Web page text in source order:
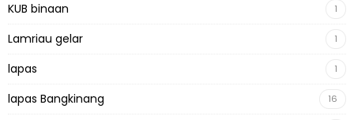
KUB binaan 1
Lamriau gelar 1
lapas 1
lapas Bangkinang 16